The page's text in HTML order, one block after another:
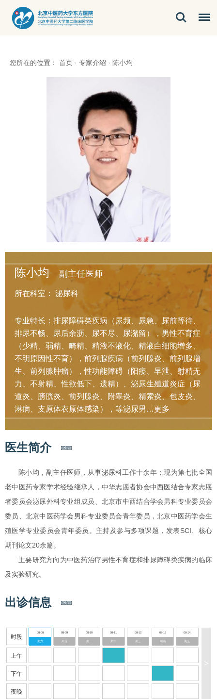
您所在的位置： 首页 · 专家介绍 · 陈小均
陈小均 副主任医师
所在科室： 泌尿科
专业特长：排尿障碍类疾病（尿频、尿急、尿前等待、
排尿不畅、尿后余沥、尿不尽、尿潴留），男性不育症
（少精、弱精、畸精、精液不液化、精液白细胞增多、
不明原因性不育），前列腺疾病（前列腺炎、前列腺增
生、前列腺肿瘤），性功能障碍（阳痿、早泄、射精无
力、不射精、性欲低下、遗精）、泌尿生殖道炎症（尿
道炎、膀胱炎、前列腺炎、附睾炎、精索炎、包皮炎、
淋病、支原体衣原体感染），等泌尿男…更多
医生简介
陈小均，副主任医师，从事泌尿科工作十余年；现为第七批全国
老中医药专家学术经验继承人，中华志愿者协会中西医结合专家志愿
者委员会泌尿外科专业组成员、北京市中西结合学会男科专业委员会
委员、北京中医药学会男科专业委员会青年委员，北京中医药学会生
殖医学专业委员会青年委员。主持及参与多项课题，发表SCI、核心
期刊论文20余篇。
主要研究方向为中医药治疗男性不育症和排尿障碍类疾病的临床
及实验研究。
出诊信息
时段
上午
下午
夜晚
08-08
周六
08-09
周日
08-10
周一
08-11
周二
08-12
周三
08-13
周四
08-14
周五
>